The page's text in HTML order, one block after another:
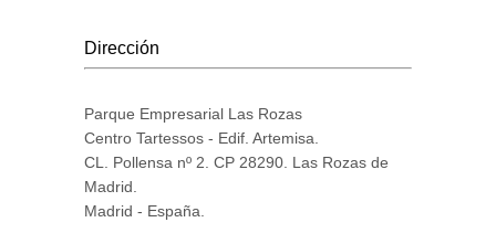
Dirección
Parque Empresarial Las Rozas
Centro Tartessos - Edif. Artemisa.
CL. Pollensa nº 2. CP 28290. Las Rozas de
Madrid.
Madrid - España.